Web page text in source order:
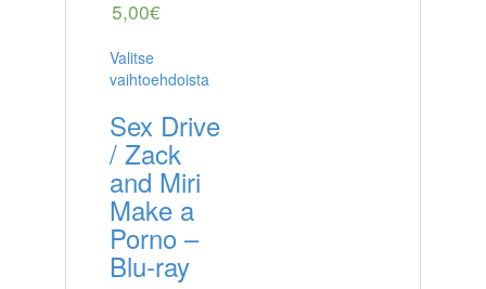
5,00€
Valitse
vaihtoehdoista
Sex Drive
/ Zack
and Miri
Make a
Porno –
Blu-ray